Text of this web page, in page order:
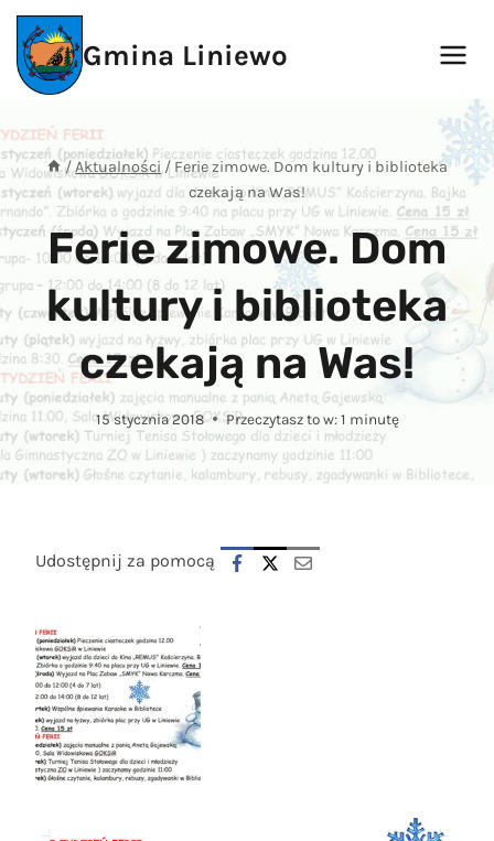
Przejdź
treści
Gmina Liniewo
/Aktualności / Ferie zimowe. Dom kultury i biblioteka
czekają na Was!
Ferie zimowe. Dom
kultury i biblioteka
czekają na Was!
15 stycznia 2018 Przeczytasz to w:1 minutę
Udostępnij za pomocą